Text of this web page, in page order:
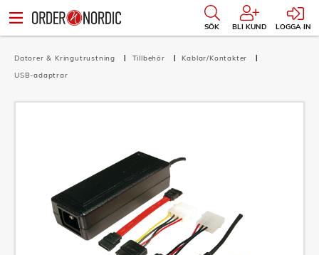
SÖK BLI KUND LOGGA IN
Datorer & Kringutrustning Tillbehör
Kablar/Kontakter
USB-adaptrar